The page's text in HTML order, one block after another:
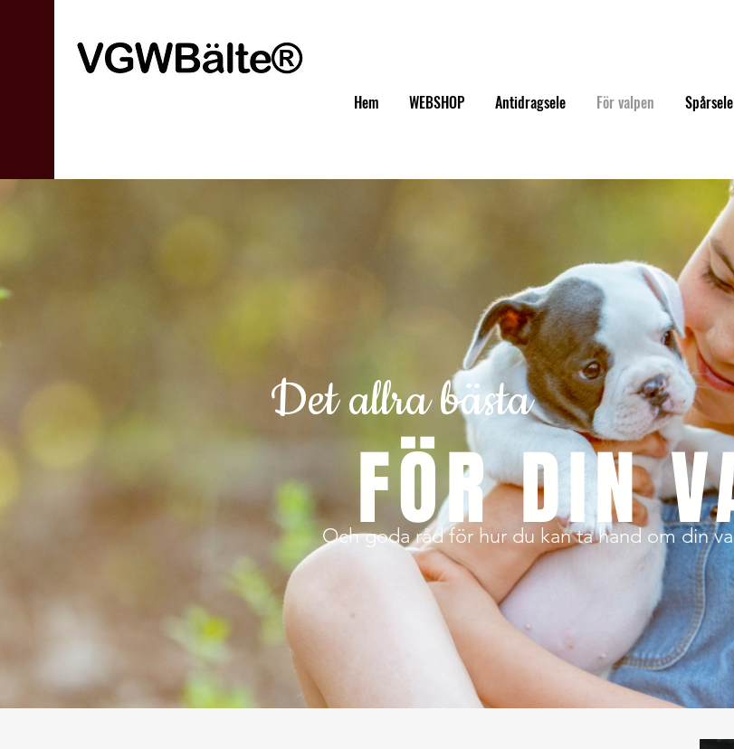
Hem WEBSHOP Antidragsele För valpen Spårsele
FÖR DIN
Och goda råd för hur du kan ta hand om din
Det allra bästa